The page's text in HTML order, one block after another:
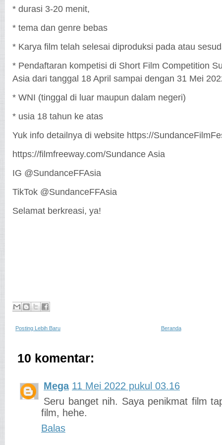
* durasi 3-20 menit,
* tema dan genre bebas
* Karya film telah selesai diproduksi pada atau
* Pendaftaran kompetisi di Short Film Competition
Asia dari tanggal 18 April sampai dengan 31 Mei
* WNI (tinggal di luar maupun dalam negeri)
* usia 18 tahun ke atas
Yuk info detailnya di website https://
https://filmfreeway.com/Sundance Asia
IG @SundanceFFAsia
TikTok @SundanceFFAsia
Selamat berkreasi, ya!
Posting Lebih Baru Beranda
10 komentar:
Mega 11 Mei 2022 pukul 03.16
Seru banget nih. Saya penikmat film
film, hehe.
Balas